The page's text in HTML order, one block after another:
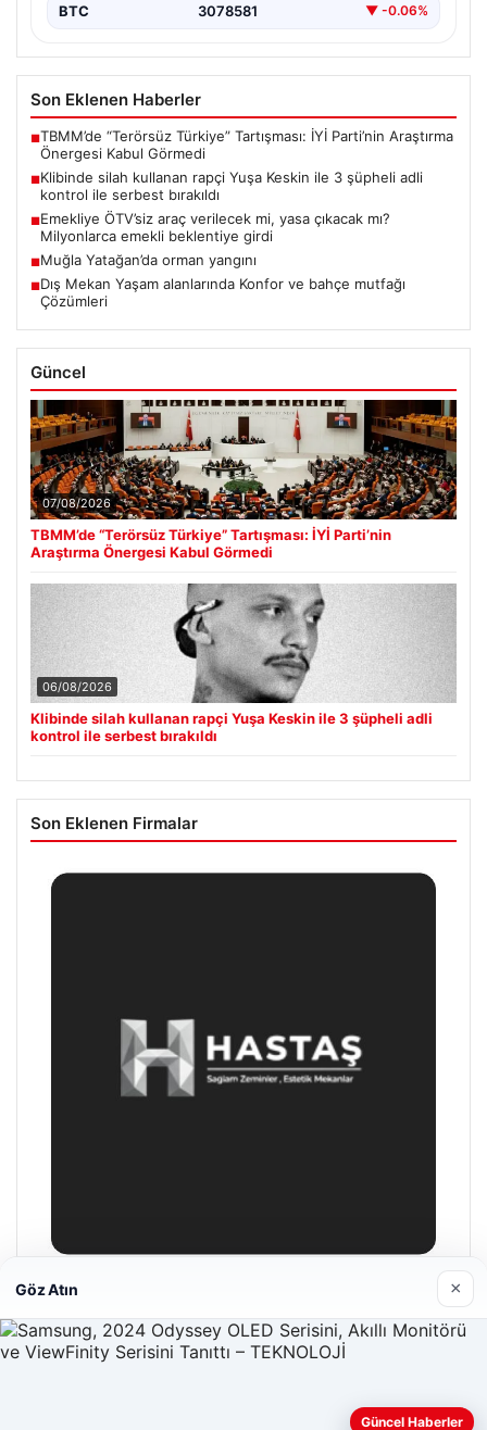
BTC 3078581 ▼ -0.06%
Son Eklenen Haberler
■TBMM’de “Terörsüz Türkiye” Tartışması: İYİ Parti’nin Araştırma
Önergesi Kabul Görmedi
■Klibinde silah kullanan rapçi Yuşa Keskin ile 3 şüpheli adli
kontrol ile serbest bırakıldı
■Emekliye ÖTV’siz araç verilecek mi, yasa çıkacak mı?
Milyonlarca emekli beklentiye girdi
■Muğla Yatağan’da orman yangını
■Dış Mekan Yaşam alanlarında Konfor ve bahçe mutfağı
Çözümleri
Güncel
07/08/2026
TBMM’de “Terörsüz Türkiye” Tartışması: İYİ Parti’nin
Araştırma Önergesi Kabul Görmedi
06/08/2026
Klibinde silah kullanan rapçi Yuşa Keskin ile 3 şüpheli adli
kontrol ile serbest bırakıldı
Son Eklenen Firmalar
Hastaş Beton
26/05/2026
Göz Atın ×
Güncel Haberler